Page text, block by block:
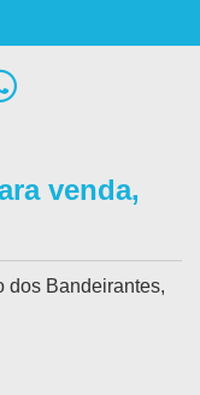
venda,
dos Bandeirantes,